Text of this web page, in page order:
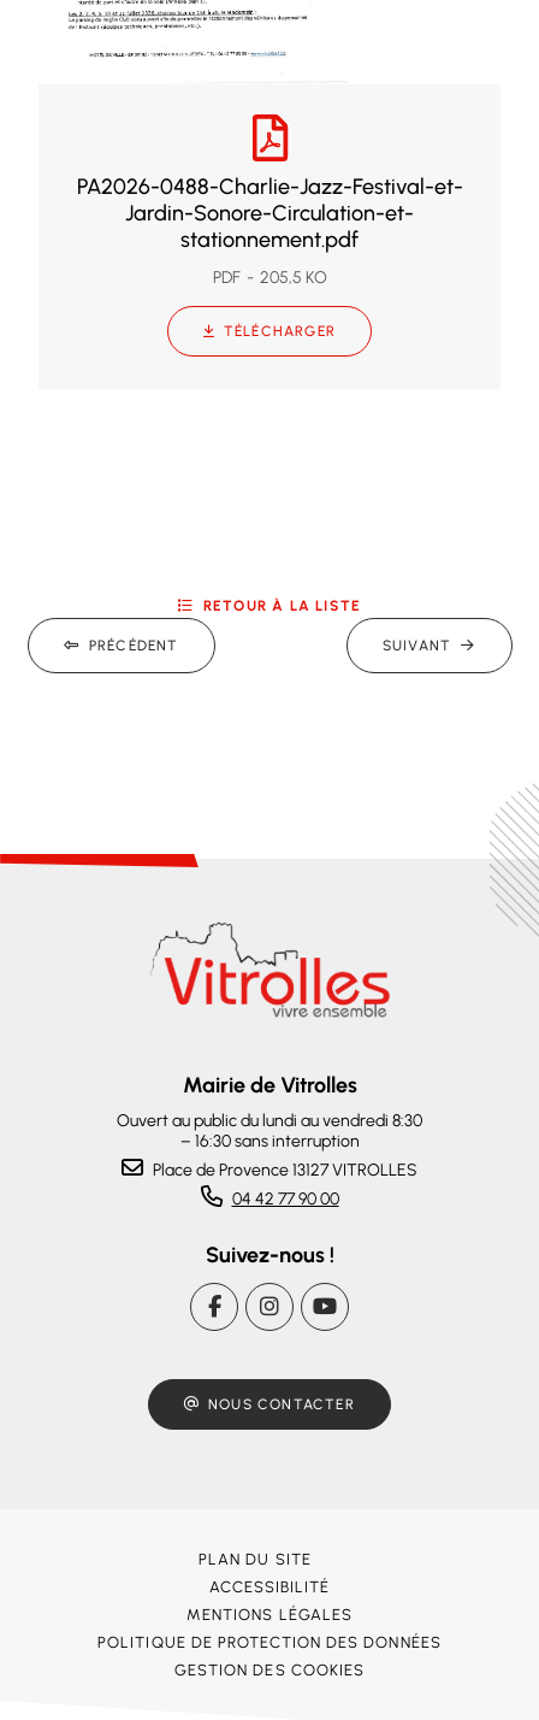
PA2026-0488-Charlie-Jazz-Festival-et-
Jardin-Sonore-Circulation-et-
stationnement.pdf
PDF 205,5 KO
TÉLÉCHARGER
PRÉCÉDENT
RETOUR À LA LISTE
SUIVANT
Mairie de Vitrolles
Ouvert au public du lundi au vendredi 8:30
– 16:30 sans interruption
Place de Provence 13127 VITROLLES
04 42 77 90 00
Suivez-nous !
NOUS CONTACTER
PLAN DU SITE
ACCESSIBILITÉ
MENTIONS LÉGALES
POLITIQUE DE PROTECTION DES DONNÉES
GESTION DES COOKIES